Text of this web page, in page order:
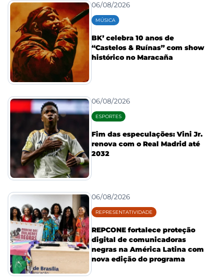
06/08/2026
MÚSICA
BK’ celebra 10 anos de
“Castelos & Ruínas” com show
histórico no Maracaña
06/08/2026
ESPORTES
Fim das especulações: Vini Jr.
renova com o Real Madrid até
2032
06/08/2026
REPRESENTATIVIDADE
REPCONE fortalece proteção
digital de comunicadoras
negras na América Latina com
nova edição do programa